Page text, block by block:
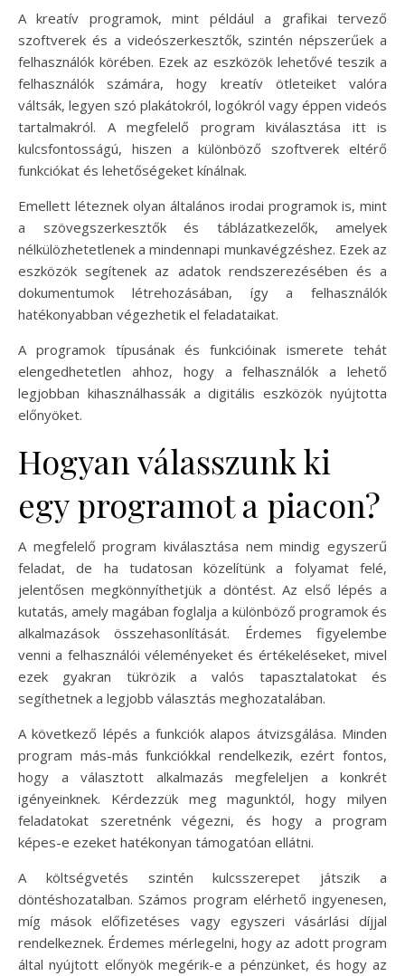
A kreatív programok, mint például a grafikai tervező
szoftverek és a videószerkesztők, szintén népszerűek a
felhasználók körében. Ezek az eszközök lehetővé teszik a
felhasználók számára, hogy kreatív ötleteiket valóra
váltsák, legyen szó plakátokról, logókról vagy éppen videós
tartalmakról. A megfelelő program kiválasztása itt is
kulcsfontosságú, hiszen a különböző szoftverek eltérő
funkciókat és lehetőségeket kínálnak.
Emellett léteznek olyan általános irodai programok is, mint
a szövegszerkesztők és táblázatkezelők, amelyek
nélkülözhetetlenek a mindennapi munkavégzéshez. Ezek az
eszközök segítenek az adatok rendszerezésében és a
dokumentumok létrehozásában, így a felhasználók
hatékonyabban végezhetik el feladataikat.
A programok típusának és funkcióinak ismerete tehát
elengedhetetlen ahhoz, hogy a felhasználók a lehető
legjobban kihasználhassák a digitális eszközök nyújtotta
előnyöket.
Hogyan válasszunk ki
egy programot a piacon?
A megfelelő program kiválasztása nem mindig egyszerű
feladat, de ha tudatosan közelítünk a folyamat felé,
jelentősen megkönnyíthetjük a döntést. Az első lépés a
kutatás, amely magában foglalja a különböző programok és
alkalmazások összehasonlítását. Érdemes figyelembe
venni a felhasználói véleményeket és értékeléseket, mivel
ezek gyakran tükrözik a valós tapasztalatokat és
segíthetnek a legjobb választás meghozatalában.
A következő lépés a funkciók alapos átvizsgálása. Minden
program más-más funkciókkal rendelkezik, ezért fontos,
hogy a választott alkalmazás megfeleljen a konkrét
igényeinknek. Kérdezzük meg magunktól, hogy milyen
feladatokat szeretnénk végezni, és hogy a program
képes-e ezeket hatékonyan támogatóan ellátni.
A költségvetés szintén kulcsszerepet játszik a
döntéshozatalban. Számos program elérhető ingyenesen,
míg mások előfizetéses vagy egyszeri vásárlási díjjal
rendelkeznek. Érdemes mérlegelni, hogy az adott program
által nyújtott előnyök megérik-e a pénzünket, és hogy az